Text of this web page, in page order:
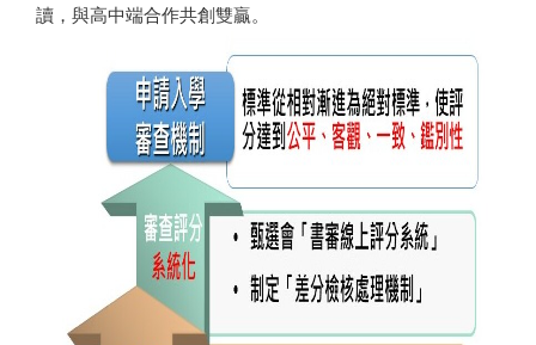
讀，與高中端合作共創雙贏。